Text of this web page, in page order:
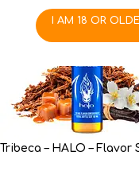
I AM 18 OR
Tribeca – HALO – Flavor